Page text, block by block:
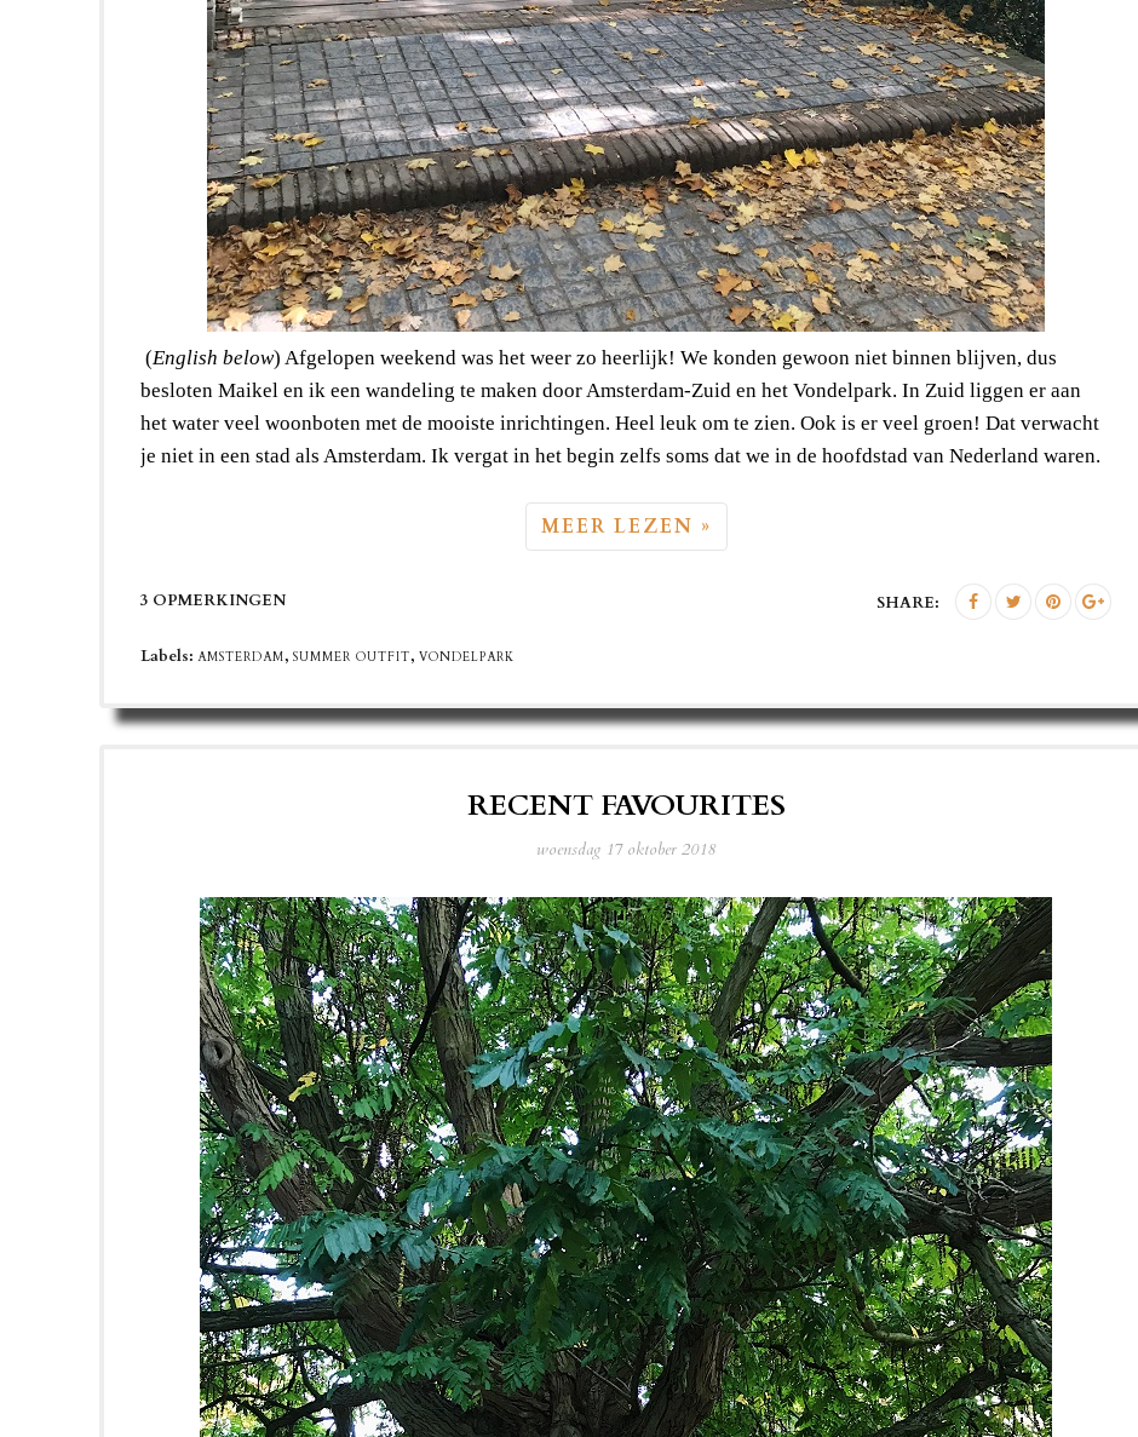
(English below) Afgelopen weekend was het weer zo heerlijk! We konden gewoon niet binnen blijven, dus
besloten Maikel en ik een wandeling te maken door Amsterdam-Zuid en het Vondelpark. In Zuid liggen er aan
het water veel woonboten met de mooiste inrichtingen. Heel leuk om te zien. Ook is er veel groen! Dat verwacht
je niet in een stad als Amsterdam. Ik vergat in het begin zelfs soms dat we in de hoofdstad van Nederland waren.
MEER LEZEN »
3 OPMERKINGEN SHARE:
Labels: AMSTERDAM, SUMMER OUTFIT, VONDELPARK
RECENT FAVOURITES
woensdag 17 oktober 2018